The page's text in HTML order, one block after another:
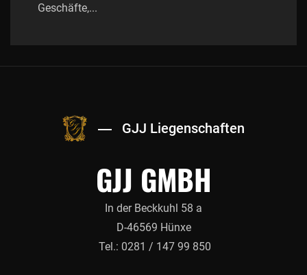
Geschäfte,...
GJJ Liegenschaften
GJJ GMBH
In der Beckkuhl 58 a
D-46569 Hünxe
Tel.: 0281 / 147 99 850